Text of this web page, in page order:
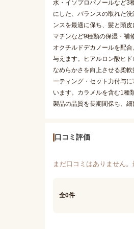
水・イソプロパノールなど3
にした、バランスの取れた
ンスを最適に保ち、髪と頭
マチンなど9種類の保湿・補
オクチルドデカノールを配
与えます。ヒアルロン酸ヒ
なめらかさを向上させる柔
ーティング・セット力付与
います。カラメルを含む1種
製品の品質を長期間保ち、細
口コミ評価
まだ口コミはありません
全0件